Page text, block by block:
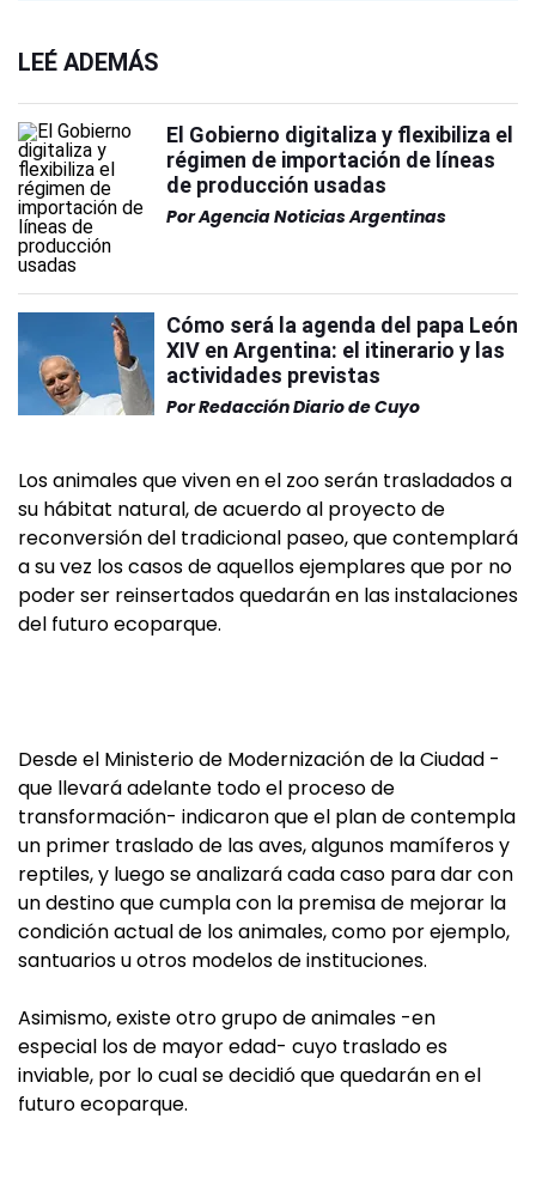
LEÉ ADEMÁS
El Gobierno digitaliza y flexibiliza el
régimen de importación de líneas
de producción usadas
PorAgencia Noticias Argentinas
Cómo será la agenda del papa León
XIV en Argentina: el itinerario y las
actividades previstas
PorRedacción Diario de Cuyo
Los animales que viven en el zoo serán trasladados a
su hábitat natural, de acuerdo al proyecto de
reconversión del tradicional paseo, que contemplará
a su vez los casos de aquellos ejemplares que por no
poder ser reinsertados quedarán en las instalaciones
del futuro ecoparque.
Desde el Ministerio de Modernización de la Ciudad -
que llevará adelante todo el proceso de
transformación- indicaron que el plan de contempla
un primer traslado de las aves, algunos mamíferos y
reptiles, y luego se analizará cada caso para dar con
un destino que cumpla con la premisa de mejorar la
condición actual de los animales, como por ejemplo,
santuarios u otros modelos de instituciones.
Asimismo, existe otro grupo de animales -en
especial los de mayor edad- cuyo traslado es
inviable, por lo cual se decidió que quedarán en el
futuro ecoparque.